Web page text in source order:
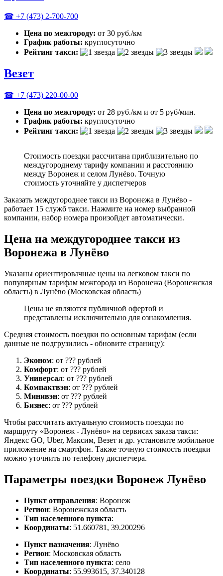
☎ +7 (473) 2-700-700
Цена по межгороду: от 30 руб./км
График работы: круглосуточно
Рейтинг такси:
Везет
☎ +7 (473) 220-00-00
Цена по межгороду: от 28 руб./км и от 5 руб/мин.
График работы: круглосуточно
Рейтинг такси:
Стоимость поездки рассчитана приблизительно по
междугороднему тарифу компании и расстоянию
между Воронеж и селом Лунёво. Точную
стоимость уточняйте у диспетчеров
Заказать междугороднее такси из Воронежа в Лунёво -
работает 15 служб такси. Нажмите на номер выбранной
компании, набор номера произойдет автоматически.
Цена на междугороднее такси из
Воронежа в Лунёво
Указаны ориентировачные цены на легковом такси по
популярным тарифам межгорода из Воронежа (Воронежская
область) в Лунёво (Московская область)
Цены не являются публичной офертой и
представлены исключительно для ознакомления.
Средняя стоимость поездки по основным тарифам (если
данные не подгрузились - обновите страницу):
Эконом: от ??? рублей
Комфорт: от ??? рублей
Универсал: от ??? рублей
Компактвэн: от ??? рублей
Минивэн: от ??? рублей
Бизнес: от ??? рублей
Чтобы рассчитать актуальную стоимость поездки по
маршруту «Воронеж - Лунёво» на сервисах заказа такси:
Яндекс GO, Uber, Максим, Везет и др. установите мобильное
приложение на смартфон. Также точную стоимость поездки
можно уточнить по телефону диспетчера.
Параметры поездки Воронеж Лунёво
Пункт отправления: Воронеж
Регион: Воронежская область
Тип населенного пункта:
Координаты: 51.660781, 39.200296
Пункт назначения: Лунёво
Регион: Московская область
Тип населенного пункта: село
Координаты: 55.993615, 37.340128